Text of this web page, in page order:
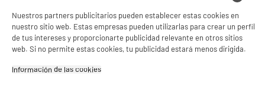
Transparencia
Fabricamos nuestros productos en
Nuestros partners publicitarios pueden establecer estas cookies en
nuestro sitio web. Estas empresas pueden utilizarlas para crear un perfil
de tus intereses y proporcionarte publicidad relevante en otros sitios
web. Si no permite estas cookies, tu publicidad estará menos dirigida.
Información de las cookies‎